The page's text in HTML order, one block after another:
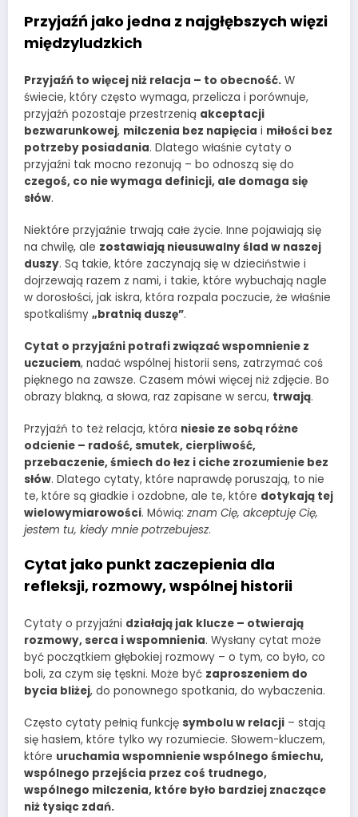
Przyjaźń jako jedna z najgłębszych więzi
międzyludzkich
Przyjaźń to więcej niż relacja – to obecność. W
świecie, który często wymaga, przelicza i porównuje,
przyjaźń pozostaje przestrzenią akceptacji
bezwarunkowej, milczenia bez napięcia i miłości bez
potrzeby posiadania. Dlatego właśnie cytaty o
przyjaźni tak mocno rezonują – bo odnoszą się do
czegoś, co nie wymaga definicji, ale domaga się
słów.
Niektóre przyjaźnie trwają całe życie. Inne pojawiają się
na chwilę, ale zostawiają nieusuwalny ślad w naszej
duszy. Są takie, które zaczynają się w dzieciństwie i
dojrzewają razem z nami, i takie, które wybuchają nagle
w dorosłości, jak iskra, która rozpala poczucie, że właśnie
spotkaliśmy „bratnią duszę”.
Cytat o przyjaźni potrafi związać wspomnienie z
uczuciem, nadać wspólnej historii sens, zatrzymać coś
pięknego na zawsze. Czasem mówi więcej niż zdjęcie. Bo
obrazy blakną, a słowa, raz zapisane w sercu, trwają.
Przyjaźń to też relacja, która niesie ze sobą różne
odcienie – radość, smutek, cierpliwość,
przebaczenie, śmiech do łez i ciche zrozumienie bez
słów. Dlatego cytaty, które naprawdę poruszają, to nie
te, które są gładkie i ozdobne, ale te, które dotykają tej
wielowymiarowości. Mówią: znam Cię, akceptuję Cię,
jestem tu, kiedy mnie potrzebujesz.
Cytat jako punkt zaczepienia dla
refleksji, rozmowy, wspólnej historii
Cytaty o przyjaźni działają jak klucze – otwierają
rozmowy, serca i wspomnienia. Wysłany cytat może
być początkiem głębokiej rozmowy – o tym, co było, co
boli, za czym się tęskni. Może być zaproszeniem do
bycia bliżej, do ponownego spotkania, do wybaczenia.
Często cytaty pełnią funkcję symbolu w relacji – stają
się hasłem, które tylko wy rozumiecie. Słowem-kluczem,
które uruchamia wspomnienie wspólnego śmiechu,
wspólnego przejścia przez coś trudnego,
wspólnego milczenia, które było bardziej znaczące
niż tysiąc zdań.